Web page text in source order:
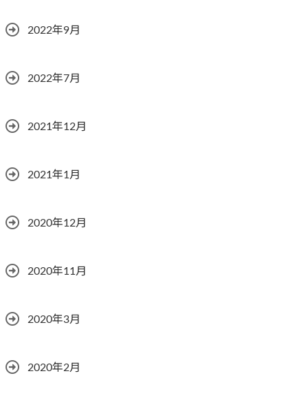
2022年9月
2022年7月
2021年12月
2021年1月
2020年12月
2020年11月
2020年3月
2020年2月